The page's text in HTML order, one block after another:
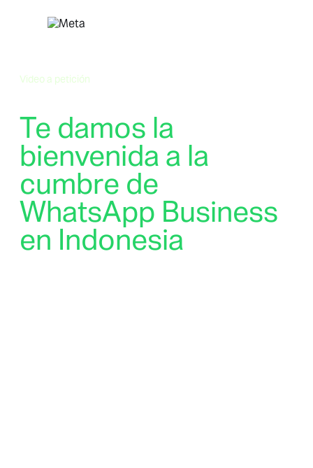
Video a petición
Te damos la
bienvenida a la
cumbre de
WhatsApp Business
en Indonesia